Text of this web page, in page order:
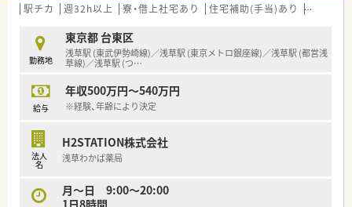
駅チカ 週32h以上 寮・借上社宅あり 住宅補助(手当)あり 生活環境
勤務地
東京都 台東区
浅草駅 (東武伊勢崎線)／浅草駅 (東京メトロ銀座線)／浅草駅 (都営浅
草線)／浅草駅 (つ…
給与
年収500万円～540万円
※経験、年齢により決定
法人
名
H2STATION株式会社
浅草わかば薬局
月～日 9:00～20:00
1日8時間